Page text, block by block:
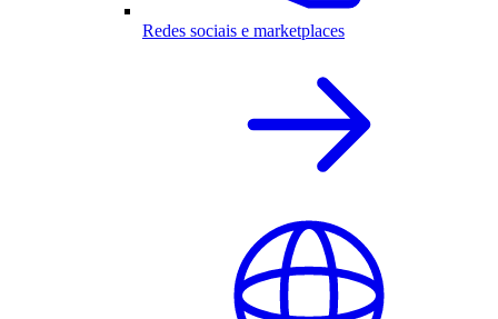
Redes sociais e marketplaces